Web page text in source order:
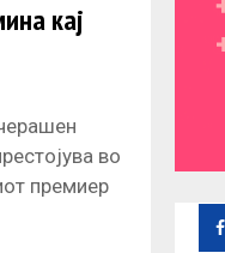
кај
во
премиер